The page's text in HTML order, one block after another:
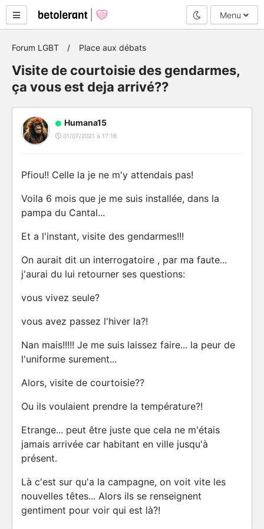
Mode nuit
Menu
Forum LGBT Place aux débats
Visite de courtoisie des gendarmes,
ça vous est deja arrivé??
Humana15
01/07/2021 à 17:16
Pfiou!! Celle la je ne m'y attendais pas!
Voila 6 mois que je me suis installée, dans la
pampa du Cantal...
Et a l'instant, visite des gendarmes!!!
On aurait dit un interrogatoire , par ma faute...
j'aurai du lui retourner ses questions:
vous vivez seule?
vous avez passez l'hiver la?!
Nan mais!!!!! Je me suis laissez faire... la peur de
l'uniforme surement...
Alors, visite de courtoisie??
Ou ils voulaient prendre la température?!
Etrange... peut être juste que cela ne m'étais
jamais arrivée car habitant en ville jusqu'à
présent.
Là c'est sur qu'a la campagne, on voit vite les
nouvelles têtes... Alors ils se renseignent
gentiment pour voir qui est là?!